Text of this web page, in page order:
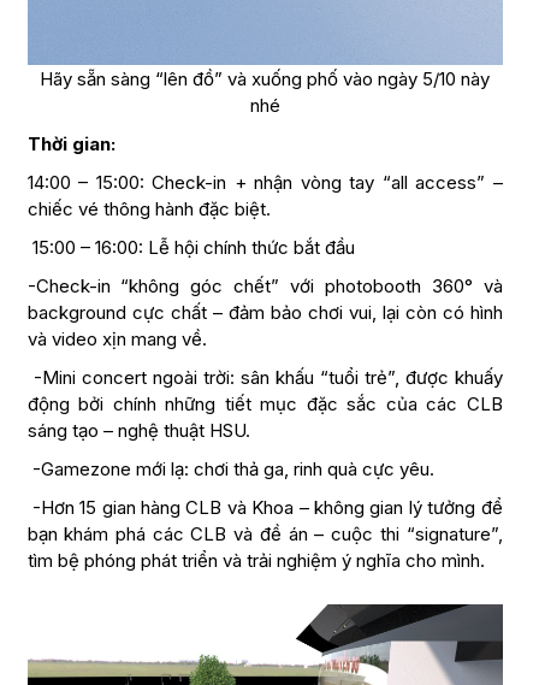
Hãy sẵn sàng “lên đồ” và xuống phố vào ngày 5/10 này
nhé
Thời gian:
14:00 – 15:00: Check-in + nhận vòng tay “all access” –
chiếc vé thông hành đặc biệt.
15:00 – 16:00: Lễ hội chính thức bắt đầu
-Check-in “không góc chết” với photobooth 360° và
background cực chất – đảm bảo chơi vui, lại còn có hình
và video xịn mang về.
-Mini concert ngoài trời: sân khấu “tuổi trẻ”, được khuấy
động bởi chính những tiết mục đặc sắc của các CLB
sáng tạo – nghệ thuật HSU.
-Gamezone mới lạ: chơi thả ga, rinh quà cực yêu.
-Hơn 15 gian hàng CLB và Khoa – không gian lý tưởng để
bạn khám phá các CLB và đề án – cuộc thi “signature”,
tìm bệ phóng phát triển và trải nghiệm ý nghĩa cho mình.